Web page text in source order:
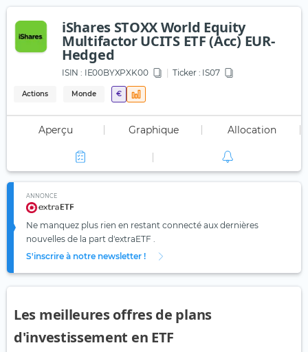
iShares STOXX World Equity
Multifactor UCITS ETF (Acc) EUR-
Hedged
ISIN : IE00BYXPXK00 Ticker : IS07
Actions Monde €
Aperçu Graphique Allocation
ANNONCE
Ne manquez plus rien en restant connecté aux dernières
nouvelles de la part d'extraETF .
S'inscrire à notre newsletter !
Les meilleures offres de plans
d'investissement en ETF